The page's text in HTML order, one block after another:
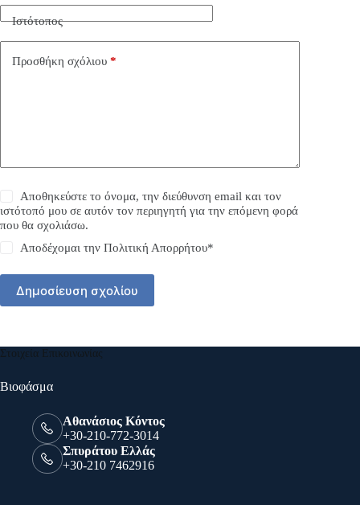
Ιστότοπος
Προσθήκη σχόλιου *
Αποθηκεύστε το όνομα, την διεύθυνση email και τον
ιστότοπό μου σε αυτόν τον περιηγητή για την επόμενη φορά
που θα σχολιάσω.
Αποδέχομαι τηνΠολιτική Απορρήτου*
Δημοσίευση σχολίου
Στοιχεία Επικοινωνίας
Βιοφάσμα
Αθανάσιος Κόντος
+30-210-772-3014
Σπυράτου Ελλάς
+30-210 7462916